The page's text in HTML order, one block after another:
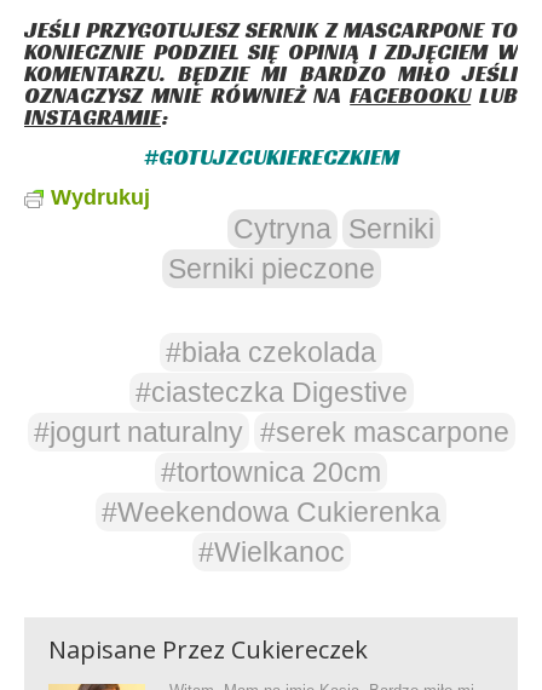
JEŚLI PRZYGOTUJESZ SERNIK Z MASCARPONE TO
KONIECZNIE PODZIEL SIĘ OPINIĄ I ZDJĘCIEM W
KOMENTARZU. BĘDZIE MI BARDZO MIŁO JEŚLI
OZNACZYSZ MNIE RÓWNIEŻ NAFACEBOOKULUB
INSTAGRAMIE:
#GOTUJZCUKIERECZKIEM
Wydrukuj
Cytryna Serniki
Serniki pieczone
#biała czekolada
#ciasteczka Digestive
#jogurt naturalny #serek mascarpone
#tortownica 20cm
#Weekendowa Cukierenka
#Wielkanoc
Napisane Przez Cukiereczek